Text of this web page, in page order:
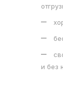
и без